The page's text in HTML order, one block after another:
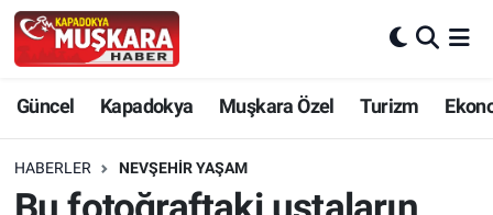
Güncel Kapadokya Muşkara Özel Turizm
HABERLER NEVŞEHIR YAŞAM
Güncel
SEÇİM
Nevşehir Hava Durumu
Nevşehir Trafik Yoğunluk Haritası